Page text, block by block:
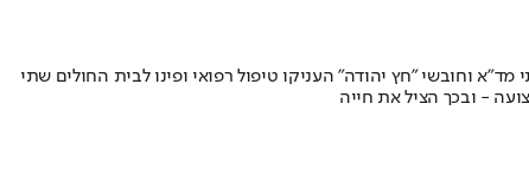
וחובשי "חץ יהודה" העניקו טיפול רפואי ופינו לבית החולים שתי